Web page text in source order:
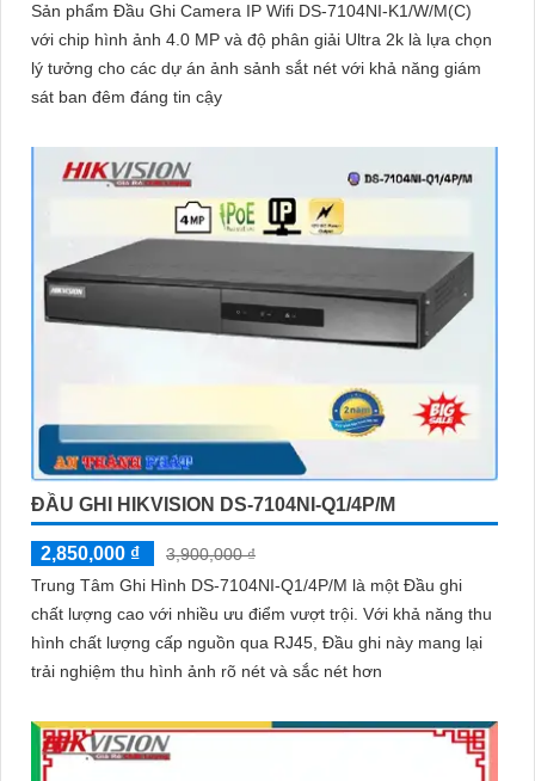
Sản phẩm Đầu Ghi Camera IP Wifi DS-7104NI-K1/W/M(C)
với chip hình ảnh 4.0 MP và độ phân giải Ultra 2k là lựa chọn
lý tưởng cho các dự án ảnh sảnh sắt nét với khả năng giám
sát ban đêm đáng tin cậy
ĐẦU GHI HIKVISION DS-7104NI-Q1/4P/M
2,850,000 ₫
3,900,000 ₫
Trung Tâm Ghi Hình DS-7104NI-Q1/4P/M là một Đầu ghi
chất lượng cao với nhiều ưu điểm vượt trội. Với khả năng thu
hình chất lượng cấp nguồn qua RJ45, Đầu ghi này mang lại
trải nghiệm thu hình ảnh rõ nét và sắc nét hơn